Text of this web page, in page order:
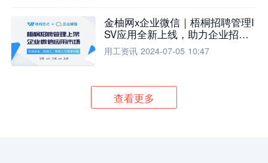
金柚网x企业微信｜梧桐招聘管理I
SV应用全新上线，助力企业招聘
流程全面升级
用工资讯 2024-07-05 10:47
查看更多